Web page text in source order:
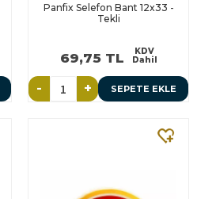
Panfix Selefon Bant 12x33 -
Tekli
69,75 TL
KDV
Dahil
- + SEPETE EKLE